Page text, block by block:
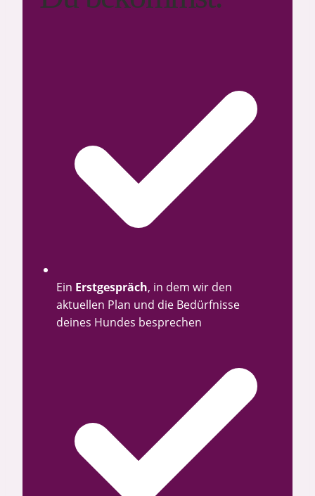
Ein Erstgespräch, in dem wir den
aktuellen Plan und die Bedürfnisse
deines Hundes besprechen